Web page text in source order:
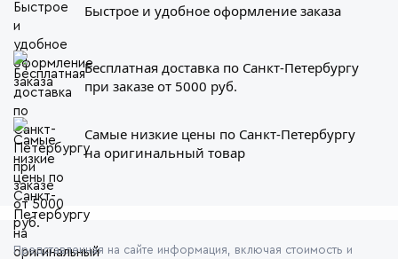
Быстрое и удобное оформление заказа
Бесплатная доставка по Санкт-Петербургу
при заказе от 5000 руб.
Самые низкие цены по Санкт-Петербургу
на оригинальный товар
Представленная на сайте информация, включая стоимость и